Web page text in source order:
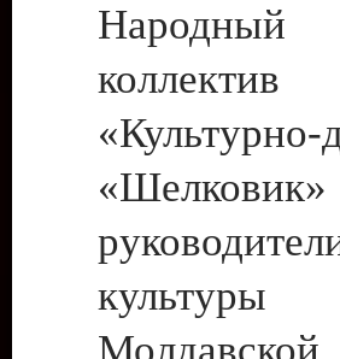
Народный
культуры